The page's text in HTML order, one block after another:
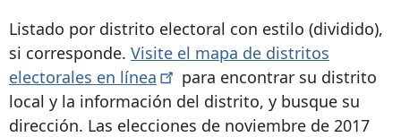
Listado por distrito electoral con estilo (dividido),
si corresponde. Visite el mapa de distritos
electorales en línea
para encontrar su distrito
local y la información del distrito, y busque su
dirección. Las elecciones de noviembre de 2017